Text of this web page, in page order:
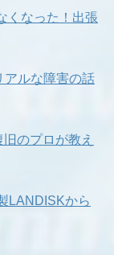
くなった！出張
アルな障害の話
のプロが教え
LANDISKから